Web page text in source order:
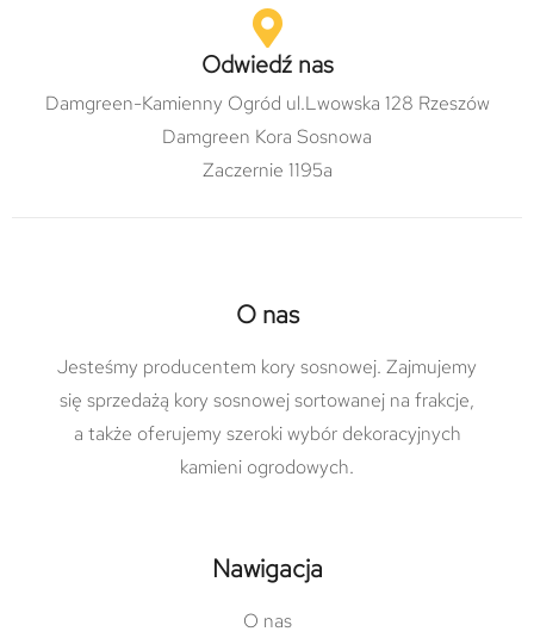
Odwiedź nas
Damgreen-Kamienny Ogród ul.Lwowska 128 Rzeszów
Damgreen Kora Sosnowa
Zaczernie 1195a
O nas
Jesteśmy producentem kory sosnowej. Zajmujemy
się sprzedażą kory sosnowej sortowanej na frakcje,
a także oferujemy szeroki wybór dekoracyjnych
kamieni ogrodowych.
Nawigacja
O nas